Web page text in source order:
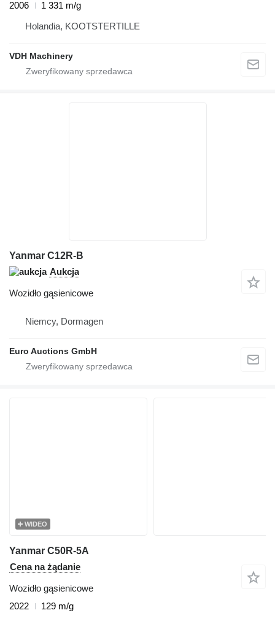
2006
1 331 m/g
Holandia, KOOTSTERTILLE
VDH Machinery
Yanmar C12R-B
Aukcja
Wozidło gąsienicowe
Niemcy, Dormagen
Euro Auctions GmbH
WIDEO
Yanmar C50R-5A
Cena na żądanie
Wozidło gąsienicowe
2022
129 m/g